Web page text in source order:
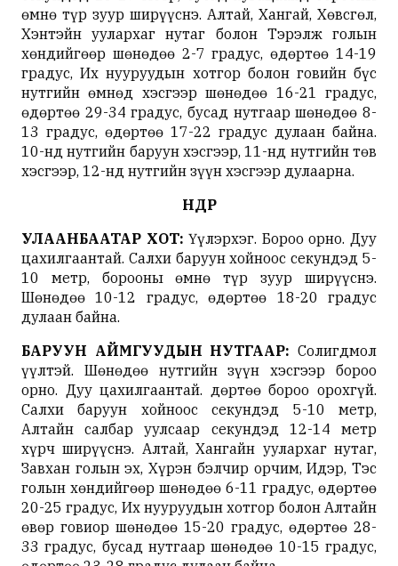
өмнө түр зуур ширүүснэ. Алтай, Хангай, Хөвсгөл,
Хэнтэйн уулархаг нутаг болон Тэрэлж голын
хөндийгөөр шөнөдөө 2-7 градус, өдөртөө 14-19
градус, Их нууруудын хотгор болон говийн бүс
нутгийн өмнөд хэсгээр шөнөдөө 16-21 градус,
өдөртөө 29-34 градус, бусад нутгаар шөнөдөө 8-
13 градус, өдөртөө 17-22 градус дулаан байна.
10-нд нутгийн баруун хэсгээр, 11-нд нутгийн төв
хэсгээр, 12-нд нутгийн зүүн хэсгээр дулаарна.
ӨНӨӨДӨР
УЛААНБААТАР ХОТ: Үүлэрхэг. Бороо орно. Дуу
цахилгаантай. Салхи баруун хойноос секундэд 5-
10 метр, борооны өмнө түр зуур ширүүснэ.
Шөнөдөө 10-12 градус, өдөртөө 18-20 градус
дулаан байна.
БАРУУН АЙМГУУДЫН НУТГААР: Солигдмол
үүлтэй. Шөнөдөө нутгийн зүүн хэсгээр бороо
орно. Дуу цахилгаантай. Өдөртөө бороо орохгүй.
Салхи баруун хойноос секундэд 5-10 метр,
Алтайн салбар уулсаар секундэд 12-14 метр
хүрч ширүүснэ. Алтай, Хангайн уулархаг нутаг,
Завхан голын эх, Хүрэн бэлчир орчим, Идэр, Тэс
голын хөндийгөөр шөнөдөө 6-11 градус, өдөртөө
20-25 градус, Их нууруудын хотгор болон Алтайн
өвөр говиор шөнөдөө 15-20 градус, өдөртөө 28-
33 градус, бусад нутгаар шөнөдөө 10-15 градус,